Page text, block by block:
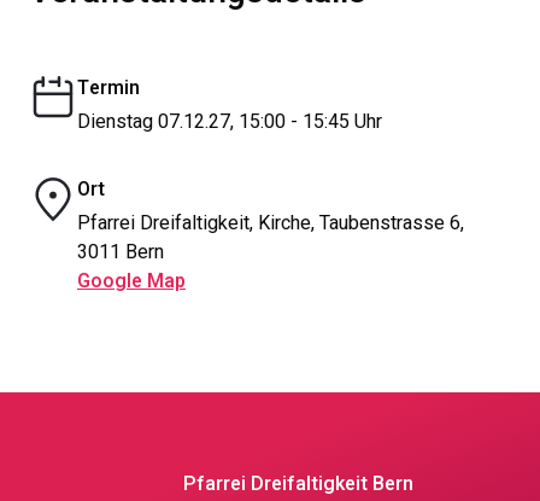
Termin
Dienstag 07.12.27, 15:00 - 15:45 Uhr
Ort
Pfarrei Dreifaltigkeit, Kirche, Taubenstrasse 6,
3011 Bern
Google Map
Pfarrei Dreifaltigkeit Bern